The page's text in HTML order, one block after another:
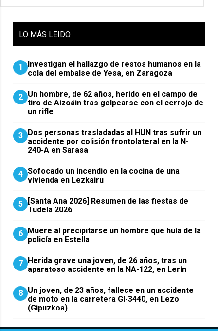
LO MÁS LEIDO
1
Investigan el hallazgo de restos humanos en la
cola del embalse de Yesa, en Zaragoza
2 Un hombre, de 62 años, herido en el campo de
tiro de Aizoáin tras golpearse con el cerrojo de
un rifle
3 ​Dos personas trasladadas al HUN tras sufrir un
accidente por colisión frontolateral en la N-
240-A en Sarasa
4 Sofocado un incendio en la cocina de una
vivienda en Lezkairu
5
[Santa Ana 2026] Resumen de las fiestas de
Tudela 2026
6 Muere al precipitarse un hombre que huía de la
policía en Estella
7 Herida grave una joven, de 26 años, tras un
aparatoso accidente en la NA-122, en Lerín
8 Un joven, de 23 años, fallece en un accidente
de moto en la carretera GI-3440, en Lezo
(Gipuzkoa)